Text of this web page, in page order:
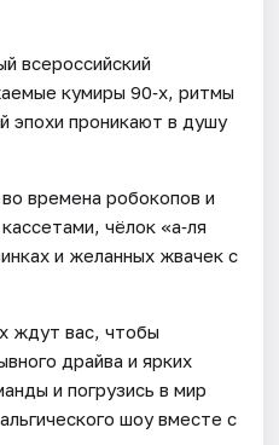
всероссийский
кумиры 90‑х, ритмы
эпохи проникают в душу
времена робокопов и
чёлок «а‑ля
и желанных жвачек с
ждут вас, чтобы
драйва и ярких
и погрузись в мир
шоу вместе с